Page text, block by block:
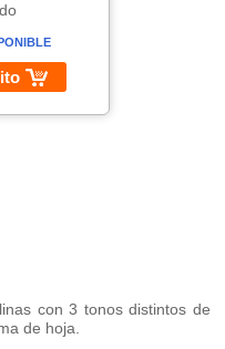
con 3 tonos distintos de
de hoja.